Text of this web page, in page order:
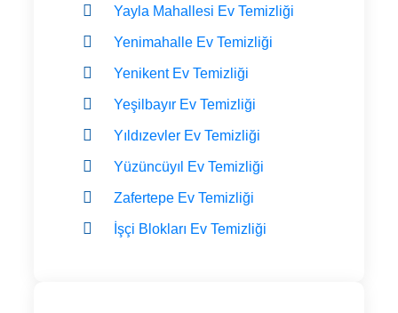
Yayla Mahallesi Ev Temizliği
Yenimahalle Ev Temizliği
Yenikent Ev Temizliği
Yeşilbayır Ev Temizliği
Yıldızevler Ev Temizliği
Yüzüncüyıl Ev Temizliği
Zafertepe Ev Temizliği
İşçi Blokları Ev Temizliği